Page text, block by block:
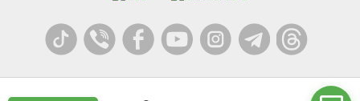
Онлайн чат